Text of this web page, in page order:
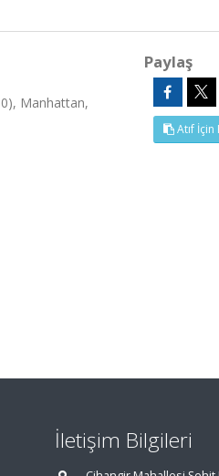
Manhattan,
Paylaş
Atıf İçin
İletişim Bilgileri